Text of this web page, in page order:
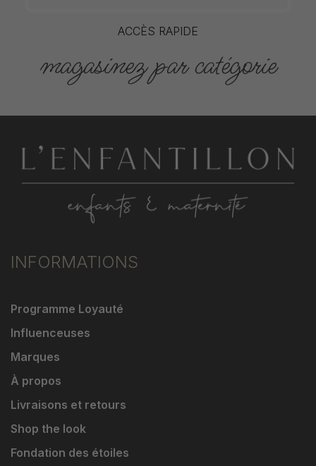
ACCÈS RAPIDE
magasinez par catégorie
INFORMATIONS
Programme Loyauté
Influenceuses
Marques
À propos
Livraisons et retours
Shop the look
Fondation des étoiles